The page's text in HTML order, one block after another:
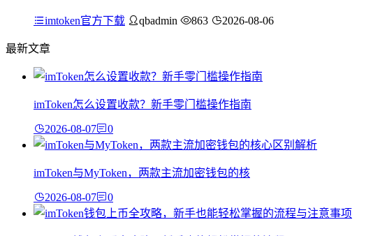
imtoken官方下载 qbadmin 863 2026-08-06
最新文章
imToken怎么设置收款？新手零门槛操作指南
2026-08-07 0
imToken与MyToken，两款主流加密钱包的核
2026-08-07 0